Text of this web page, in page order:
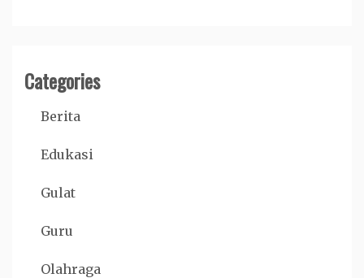
Categories
Berita
Edukasi
Gulat
Guru
Olahraga